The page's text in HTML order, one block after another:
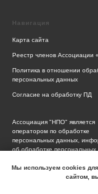
Мы используем cookies
сайтом,
Навигация
Карта сайта
Реестр членов Ассоциации
Политика в отношении
персональных данных
Согласие на обработку ПД
Ассоциация "НПО" является
оператором по обработке
персональных данных,
об обработке
требованиях к защите
данных отражены в